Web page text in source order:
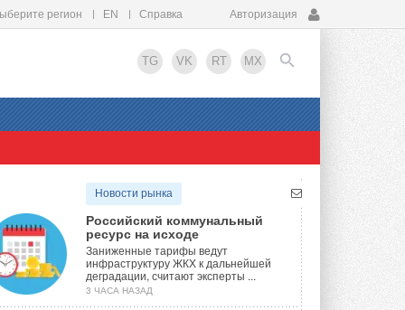
регион EN Справка Авторизация
TG VK RT MX
EN
Новости рынка
Российский коммунальный
ресурс на исходе
Заниженные тарифы ведут
инфраструктуру ЖКХ к дальнейшей
деградации, считают эксперты ...
3 ЧАСА НАЗАД